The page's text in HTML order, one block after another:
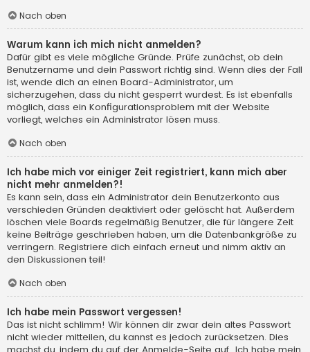
Nach oben
Warum kann ich mich nicht anmelden?
Dafür gibt es viele mögliche Gründe. Prüfe zunächst, ob dein
Benutzername und dein Passwort richtig sind. Wenn dies der Fall
ist, wende dich an einen Board-Administrator, um
sicherzugehen, dass du nicht gesperrt wurdest. Es ist ebenfalls
möglich, dass ein Konfigurationsproblem mit der Website
vorliegt, welches ein Administrator lösen muss.
Nach oben
Ich habe mich vor einiger Zeit registriert, kann mich aber
nicht mehr anmelden?!
Es kann sein, dass ein Administrator dein Benutzerkonto aus
verschieden Gründen deaktiviert oder gelöscht hat. Außerdem
löschen viele Boards regelmäßig Benutzer, die für längere Zeit
keine Beiträge geschrieben haben, um die Datenbankgröße zu
verringern. Registriere dich einfach erneut und nimm aktiv an
den Diskussionen teil!
Nach oben
Ich habe mein Passwort vergessen!
Das ist nicht schlimm! Wir können dir zwar dein altes Passwort
nicht wieder mitteilen, du kannst es jedoch zurücksetzen. Dies